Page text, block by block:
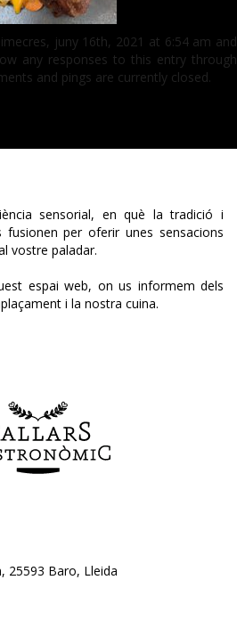
juny 16th, 2021 at 6:54 am and
any responses to this entry through
and pings are currently closed.
sensorial, en què la tradició i
fusionen per oferir unes sensacions
vostre paladar.
espai web, on us informem dels
i la nostra cuina.
25593 Baro, Lleida